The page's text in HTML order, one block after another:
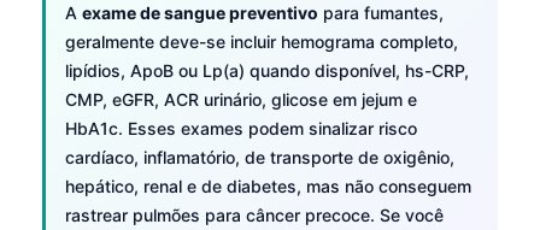
A exame de sangue preventivo para fumantes,
geralmente deve-se incluir hemograma completo,
lipídios, ApoB ou Lp(a) quando disponível, hs-CRP,
CMP, eGFR, ACR urinário, glicose em jejum e
HbA1c. Esses exames podem sinalizar risco
cardíaco, inflamatório, de transporte de oxigênio,
hepático, renal e de diabetes, mas não conseguem
rastrear pulmões para câncer precoce. Se você